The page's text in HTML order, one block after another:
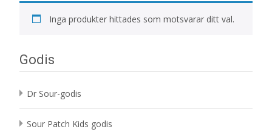
Inga produkter hittades som motsvarar ditt val.
Godis
Dr Sour-godis
Sour Patch Kids godis